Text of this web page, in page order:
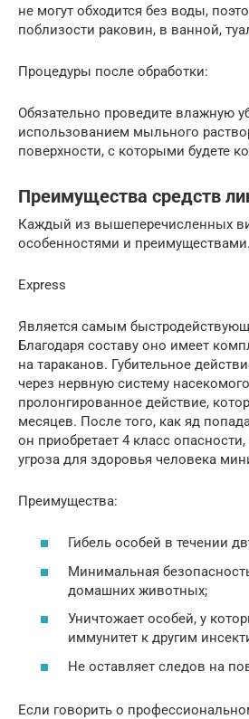
не могут обходится без воды,
поблизости раковин, в ванной,
Процедуры после обработки:
Обязательно проведите влажную
использованием мыльного
поверхности, с которыми будете
Преимущества средств
Каждый из вышеперечисленных
особенностями и преимуществами.
Express
Является самым
Благодаря составу оно имеет
на тараканов. Губительное
через нервную систему
пролонгированное действие,
месяцев. После того, как яд
он приобретает 4 класс опасности,
угроза для здоровья человека
Преимущества:
Гибель особей в течении
Минимальная
домашних животных;
Уничтожает особей, у
иммунитет к другим
Не оставляет следов на
Если говорить о